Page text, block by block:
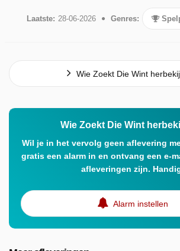
Laatste: 28-06-2026 Genres:
Wie Zoekt Die Wint
Wie Zoekt Die Wint
Wil je in het vervolg geen aflevering
gratis een alarm in en ontvang een e-
afleveringen zijn.
Alarm instellen